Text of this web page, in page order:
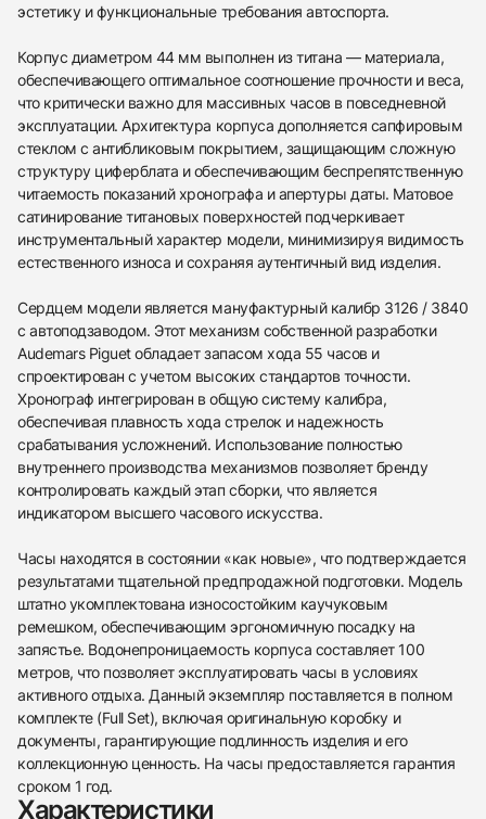
438
285
145
142
205
204
195
150
6
эстетику и функциональные требования автоспорта.
Корпус диаметром 44 мм выполнен из титана — материала,
обеспечивающего оптимальное соотношение прочности и веса,
что критически важно для массивных часов в повседневной
эксплуатации. Архитектура корпуса дополняется сапфировым
стеклом с антибликовым покрытием, защищающим сложную
структуру циферблата и обеспечивающим беспрепятственную
читаемость показаний хронографа и апертуры даты. Матовое
сатинирование титановых поверхностей подчеркивает
инструментальный характер модели, минимизируя видимость
естественного износа и сохраняя аутентичный вид изделия.
Сердцем модели является мануфактурный калибр 3126 / 3840
с автоподзаводом. Этот механизм собственной разработки
Audemars Piguet обладает запасом хода 55 часов и
спроектирован с учетом высоких стандартов точности.
Хронограф интегрирован в общую систему калибра,
обеспечивая плавность хода стрелок и надежность
срабатывания усложнений. Использование полностью
внутреннего производства механизмов позволяет бренду
контролировать каждый этап сборки, что является
индикатором высшего часового искусства.
Часы находятся в состоянии «как новые», что подтверждается
результатами тщательной предпродажной подготовки. Модель
штатно укомплектована износостойким каучуковым
ремешком, обеспечивающим эргономичную посадку на
запястье. Водонепроницаемость корпуса составляет 100
метров, что позволяет эксплуатировать часы в условиях
активного отдыха. Данный экземпляр поставляется в полном
комплекте (Full Set), включая оригинальную коробку и
документы, гарантирующие подлинность изделия и его
коллекционную ценность. На часы предоставляется гарантия
сроком 1 год.
Характеристики
Купить эти часы
Оставьте ваши контактные данные и мы свяжемся
с вами
Audemars Piguet
Royal Oak Offshore Michael Schumacher
Chronograph Titanium 44 Mm
Трейд-ин часов
Оставьте ваши контактные данные и мы свяжемся
с вами
Audemars Piguet
Royal Oak Offshore Michael Schumacher
Chronograph Titanium 44 Mm
Как новые
$40,700